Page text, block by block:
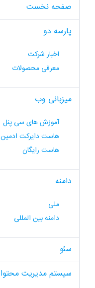
صفحه نخست
پارسه دو
اخبار شرکت
معرفی محصولات
میزبانی وب
آموزش های سی پنل
هاست دایرکت ادمین
هاست رایگان
دامنه
ملی
دامنه بین المللی
سئو
سیستم مدیریت محتوا